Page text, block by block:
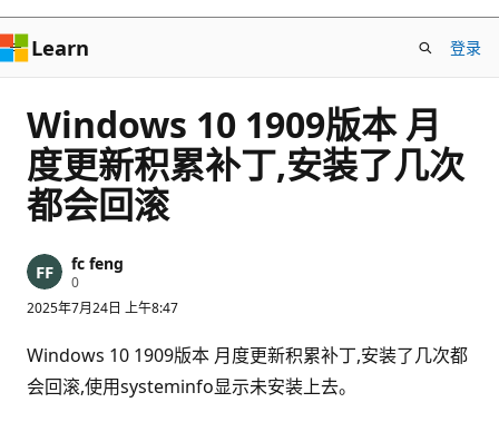
Learn 登录
Windows 10 1909版本 月
度更新积累补丁,安装了几次
都会回滚
fc feng
0信
誉
分
2025年7月24日 上午8:47
Windows 10 1909版本 月度更新积累补丁,安装了几次都
会回滚,使用systeminfo显示未安装上去。